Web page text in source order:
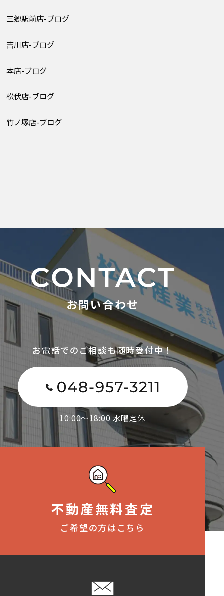
三郷駅前店-ブログ
吉川店-ブログ
本店-ブログ
松伏店-ブログ
竹ノ塚店-ブログ
お問い合わせ
お電話でのご相談も随時受付中！
10:00～18:00 水曜定休
不動産無料査定
ご希望の方はこちら